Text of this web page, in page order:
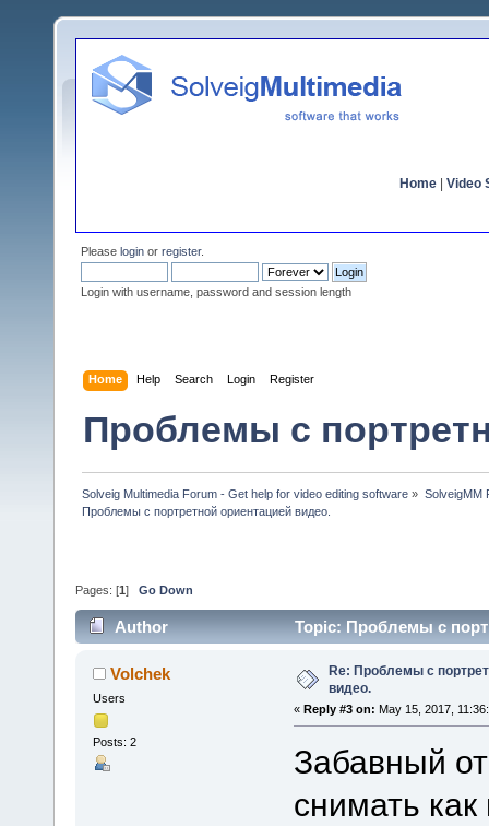
Home Video
Please login or register.
Login with username, password and session length
Home Help Search Login Register
Проблемы с
Solveig Multimedia Forum - Get help for video editing software » SolveigMM
Проблемы с портретной ориентацией видео.
Pages: [1 ] Go Down
Author Topic: Проблемы с
Volchek
Users
Posts: 2
Re: Проблемы с
видео.
« Reply #3 on: May 15, 2017,
Забавный
снимать